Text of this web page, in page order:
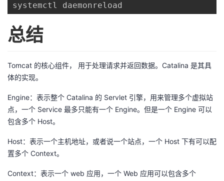
systemctl daemonreload
总结
Tomcat 的核心组件， 用于处理请求并返回数据。Catalina 是其具
体的实现。
Engine：表示整个 Catalina 的 Servlet 引擎，用来管理多个虚拟站
点，一个 Service 最多只能有一个 Engine。但是一个 Engine 可以
包含多个 Host。
Host：表示一个主机地址，或者说一个站点，一个 Host 下有可以配
置多个 Context。
Context：表示一个 web 应用，一个 Web 应用可以包含多个